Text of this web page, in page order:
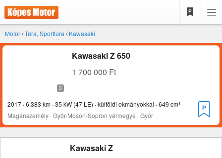
Motor/Túra, Sporttúra /Kawasaki
Kawasaki Z 650
1 700 000 Ft
2017 · 6.383 km · 35 kW (47 LE) · külföldi okmányokkal · 649 cm³
Magánszemély · Győr-Moson-Sopron vármegye · Győr
Kawasaki Z